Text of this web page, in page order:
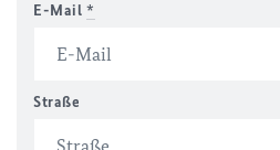
E-Mail *
Straße